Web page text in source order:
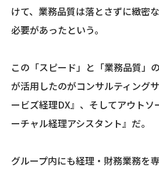
けて、業務品質は落とさずに緻密
必要があったという。
この「スピード」と「業務品質」
が活用したのがコンサルティング
ービズ経理DX』、そしてアウト
ーチャル経理アシスタント』だ。
グループ内にも経理・財務業務を